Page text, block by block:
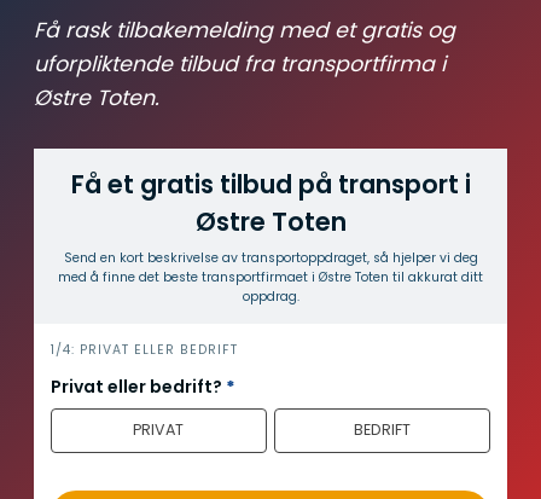
Få rask tilbakemelding med et gratis og
uforpliktende tilbud fra transportfirma i
Østre Toten.
Få et gratis tilbud på transport i
Østre Toten
Send en kort beskrivelse av transport­oppdraget, så hjelper vi deg
med å finne det beste transport­firmaet i Østre Toten til akkurat ditt
oppdrag.
i
n
n
o
1/4: PRIVAT ELLER BEDRIFT
Privat eller bedrift? *
PRIVAT BEDRIFT